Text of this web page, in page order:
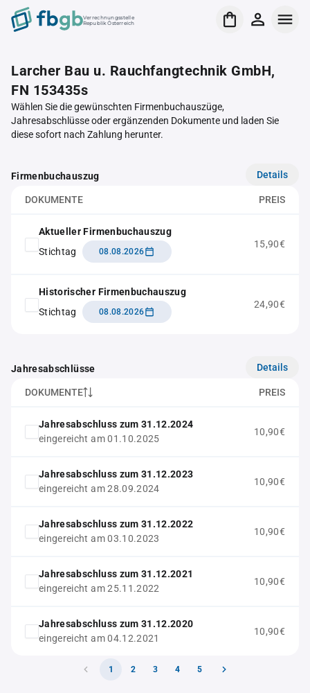
Verrechnungsstelle
Republik Österreich
Larcher Bau u. Rauchfangtechnik GmbH,
FN 153435s
Wählen Sie die gewünschten Firmenbuchauszüge,
Jahresabschlüsse oder ergänzenden Dokumente und laden Sie
diese sofort nach Zahlung herunter.
Firmenbuchauszug Details
DOKUMENTE PREIS
Aktueller Firmenbuchauszug
Stichtag
08.08.2026
15,90€
Historischer Firmenbuchauszug
Stichtag
08.08.2026
24,90€
Jahresabschlüsse Details
DOKUMENTE PREIS
Jahresabschluss zum 31.12.2024
eingereicht am 01.10.2025
10,90€
Jahresabschluss zum 31.12.2023
eingereicht am 28.09.2024
10,90€
Jahresabschluss zum 31.12.2022
eingereicht am 03.10.2023
10,90€
Jahresabschluss zum 31.12.2021
eingereicht am 25.11.2022
10,90€
Jahresabschluss zum 31.12.2020
eingereicht am 04.12.2021
10,90€
1 2 3 4 5